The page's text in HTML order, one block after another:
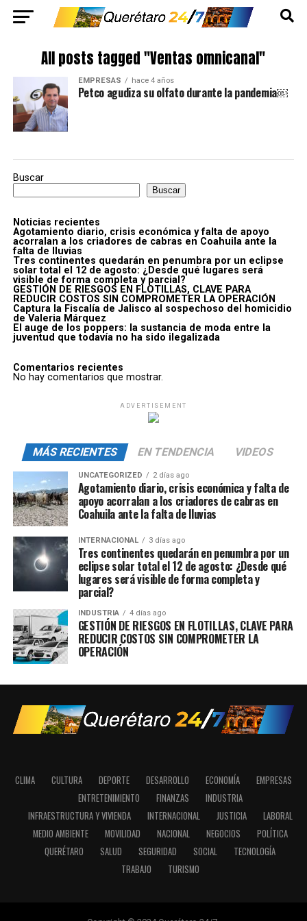
All posts tagged "Ventas omnicanal"
EMPRESAS hace 4 años
Petco agudiza su olfato durante la pandemia￼
Buscar
Buscar
Noticias recientes
Agotamiento diario, crisis económica y falta de apoyo
acorralan a los criadores de cabras en Coahuila ante la
falta de lluvias
Tres continentes quedarán en penumbra por un eclipse
solar total el 12 de agosto: ¿Desde qué lugares será
visible de forma completa y parcial?
GESTIÓN DE RIESGOS EN FLOTILLAS, CLAVE PARA
REDUCIR COSTOS SIN COMPROMETER LA OPERACIÓN
Captura la Fiscalía de Jalisco al sospechoso del homicidio
de Valeria Márquez
El auge de los poppers: la sustancia de moda entre la
juventud que todavía no ha sido ilegalizada
Comentarios recientes
No hay comentarios que mostrar.
ADVERTISEMENT
MÁS RECIENTES EN TENDENCIA VIDEOS
UNCATEGORIZED 2 días ago
Agotamiento diario, crisis económica y falta de
apoyo acorralan a los criadores de cabras en
Coahuila ante la falta de lluvias
INTERNACIONAL 3 días ago
Tres continentes quedarán en penumbra por un
eclipse solar total el 12 de agosto: ¿Desde qué
lugares será visible de forma completa y
parcial?
INDUSTRIA 4 días ago
GESTIÓN DE RIESGOS EN FLOTILLAS, CLAVE PARA
REDUCIR COSTOS SIN COMPROMETER LA
OPERACIÓN
CLIMA CULTURA DEPORTE DESARROLLO ECONOMÍA
EMPRESAS
ENTRETENIMIENTO
FINANZAS
INDUSTRIA
INFRAESTRUCTURA Y VIVIENDA
INTERNACIONAL JUSTICIA
LABORAL
MEDIO AMBIENTE
MOVILIDAD NACIONAL NEGOCIOS
POLÍTICA
QUERÉTARO
SALUD SEGURIDAD SOCIAL
TECNOLOGÍA
TRABAJO
TURISMO